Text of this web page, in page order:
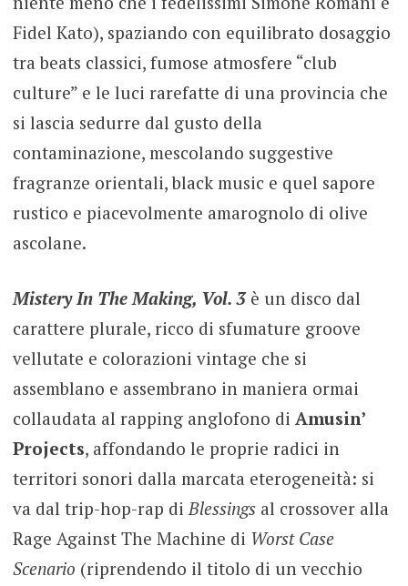
Fidel Kato), spaziando con equilibrato dosaggio
tra beats classici, fumose atmosfere “club
culture” e le luci rarefatte di una provincia che
si lascia sedurre dal gusto della
contaminazione, mescolando suggestive
fragranze orientali, black music e quel sapore
rustico e piacevolmente amarognolo di olive
ascolane.
Mistery In The Making, Vol. 3 è un disco dal
carattere plurale, ricco di sfumature groove
vellutate e colorazioni vintage che si
assemblano e assembrano in maniera ormai
collaudata al rapping anglofono di Amusin’
Projects, affondando le proprie radici in
territori sonori dalla marcata eterogeneità: si
va dal trip-hop-rap diBlessingsal crossover alla
Rage Against The Machine di Worst Case
Scenario (riprendendo il titolo di un vecchio